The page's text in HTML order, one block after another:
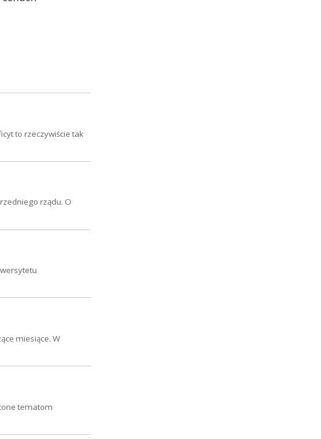
to rzeczywiście tak
rządu. O
miesiące. W
tematom